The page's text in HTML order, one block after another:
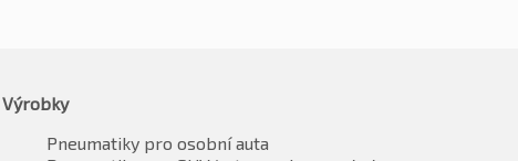
Výrobky
Pneumatiky pro osobní auta